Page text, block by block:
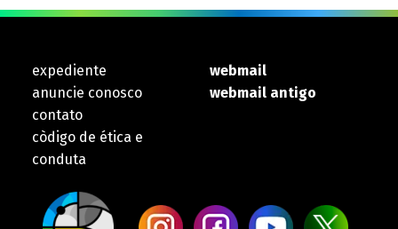
expediente
anuncie conosco
contato
còdigo de ética e
conduta
webmail
webmail antigo